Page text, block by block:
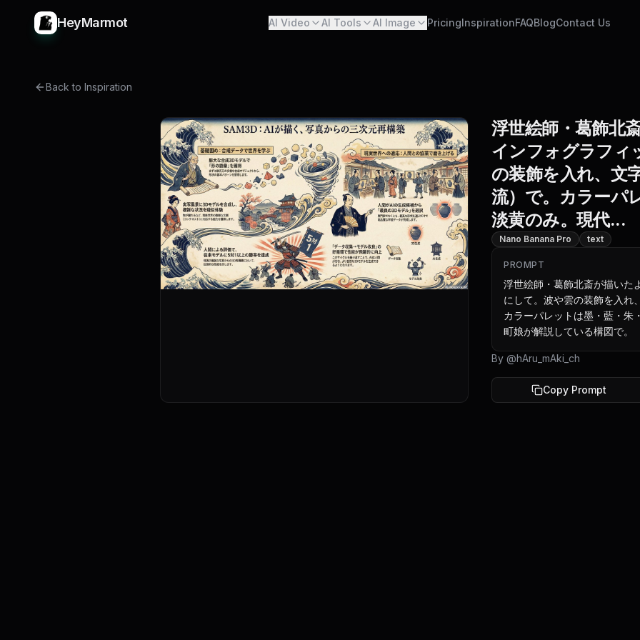
HeyMarmot AI Video AI Tools AI Image PricingInspirationFAQBlogContact Us
Back to Inspiration
浮世絵師・葛飾北
インフォグラフィ
の装飾を入れ、文
流）で。カラーパ
淡黄のみ。現代...
Nano Banana Pro text
PROMPT
浮世絵師・葛飾北斎が描いた
にして。波や雲の装飾を入れ
カラーパレットは墨・藍・朱
町娘が解説している構図で。
By @hAru_mAki_ch
Copy Prompt